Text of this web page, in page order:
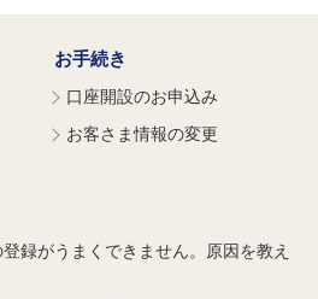
お手続き
口座開設のお申込み
お客さま情報の変更
録がうまくできません。原因を教え